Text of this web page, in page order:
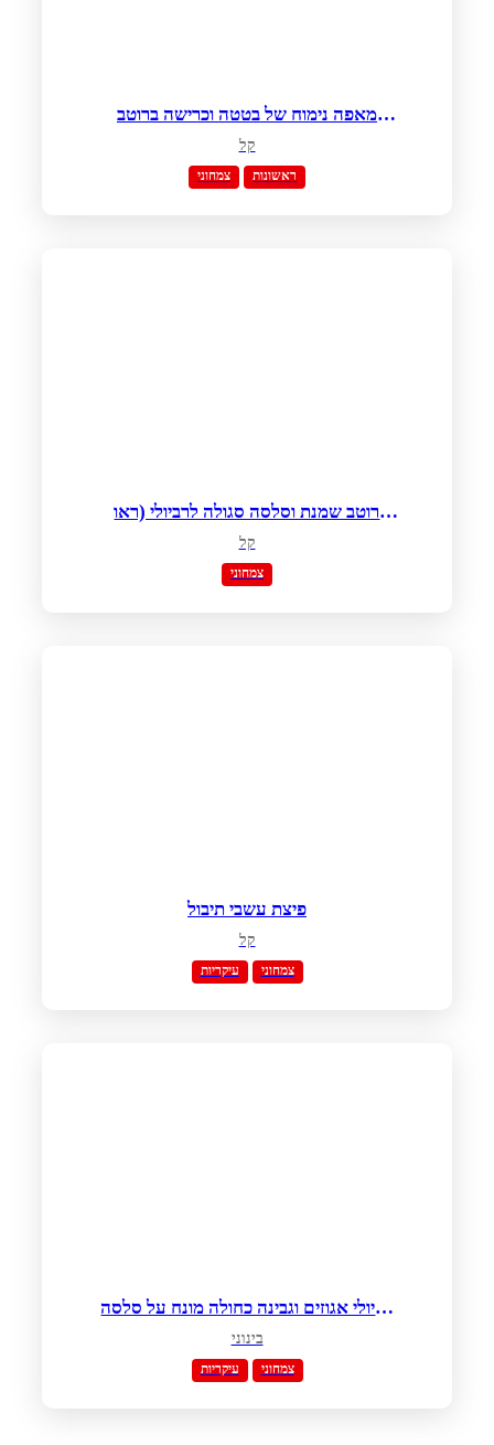
מאפה נימוח של בטטה וכרישה ברוטב
שמנת חמוצה ועירית
קל
צמחוני ראשונות
רוטב שמנת וסלסה סגולה לרביולי (ראו
קל
צמחוני
פיצת עשבי תיבול
קל
עיקריות צמחוני
רביולי אגוזים וגבינה כחולה מונח על סלסה
חצילים חריפה וטחינה גולמית
בינוני
עיקריות צמחוני